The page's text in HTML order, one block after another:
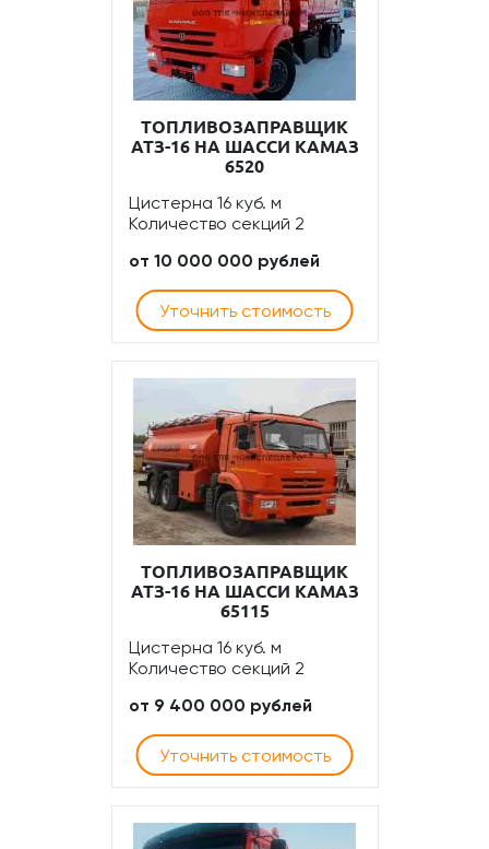
ТОПЛИВОЗАПРАВЩИК
АТЗ-16 НА ШАССИ КАМАЗ
6520
Цистерна 16 куб. м
Количество секций 2
от 10 000 000 рублей
Уточнить стоимость
ТОПЛИВОЗАПРАВЩИК
АТЗ-16 НА ШАССИ КАМАЗ
65115
Цистерна 16 куб. м
Количество секций 2
от 9 400 000 рублей
Уточнить стоимость